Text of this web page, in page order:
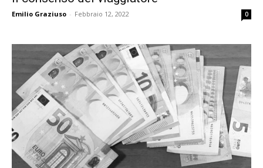
Emilio Graziuso - Febbraio 12, 2022 0